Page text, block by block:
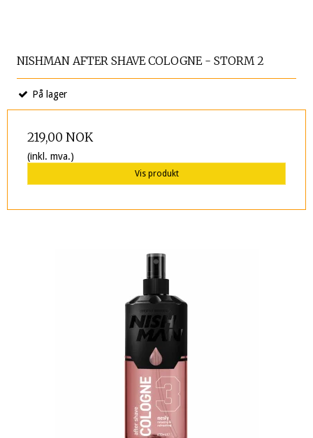
NISHMAN AFTER SHAVE COLOGNE - STORM 2
På lager
219,00 NOK
(inkl. mva.)
Vis produkt